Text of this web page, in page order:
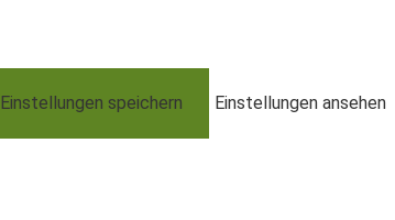
Einstellungen speichern Einstellungen ansehen